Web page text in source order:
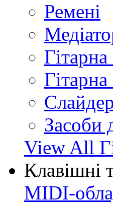
Ремені
Гітарна
Засоби
View All
Клавішні
MIDI-